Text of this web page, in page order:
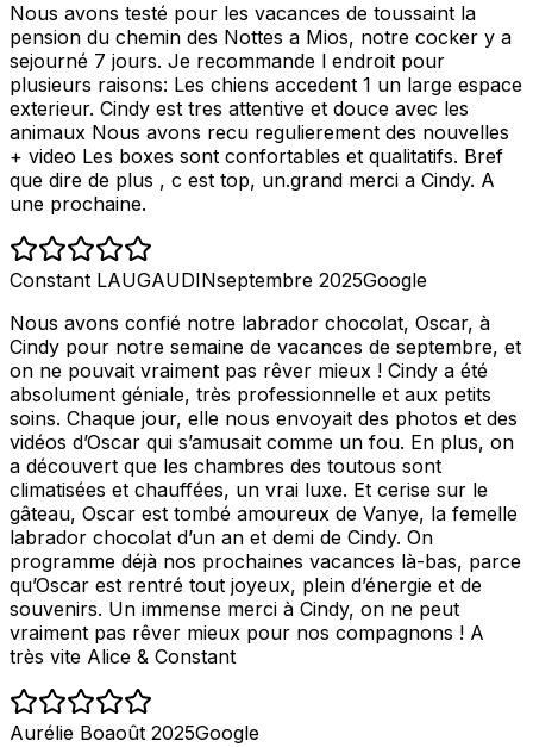
Nous avons testé pour les vacances de toussaint la
pension du chemin des Nottes a Mios, notre cocker y a
sejourné 7 jours. Je recommande l endroit pour
plusieurs raisons: Les chiens accedent 1 un large espace
exterieur. Cindy est tres attentive et douce avec les
animaux Nous avons recu regulierement des nouvelles
+ video Les boxes sont confortables et qualitatifs. Bref
que dire de plus , c est top, un.grand merci a Cindy. A
une prochaine.
Constant LAUGAUDINseptembre 2025Google
Nous avons confié notre labrador chocolat, Oscar, à
Cindy pour notre semaine de vacances de septembre, et
on ne pouvait vraiment pas rêver mieux ! Cindy a été
absolument géniale, très professionnelle et aux petits
soins. Chaque jour, elle nous envoyait des photos et des
vidéos d’Oscar qui s’amusait comme un fou. En plus, on
a découvert que les chambres des toutous sont
climatisées et chauffées, un vrai luxe. Et cerise sur le
gâteau, Oscar est tombé amoureux de Vanye, la femelle
labrador chocolat d’un an et demi de Cindy. On
programme déjà nos prochaines vacances là-bas, parce
qu’Oscar est rentré tout joyeux, plein d’énergie et de
souvenirs. Un immense merci à Cindy, on ne peut
vraiment pas rêver mieux pour nos compagnons ! A
très vite Alice & Constant
Aurélie Boaoût 2025Google